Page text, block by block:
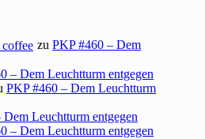
zuPKP #460 – Dem
– Dem Leuchtturm entgegen
PKP #460 – Dem Leuchtturm
Leuchtturm entgegen
– Dem Leuchtturm entgegen